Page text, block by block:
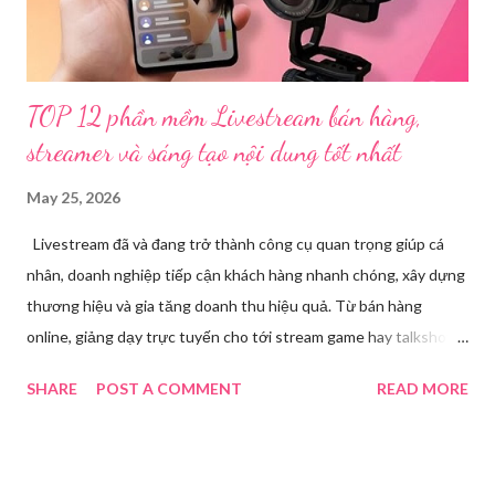
L.V.D (sinh ...
TOP 12 phần mềm Livestream bán hàng,
streamer và sáng tạo nội dung tốt nhất
May 25, 2026
Livestream đã và đang trở thành công cụ quan trọng giúp cá
nhân, doanh nghiệp tiếp cận khách hàng nhanh chóng, xây dựng
thương hiệu và gia tăng doanh thu hiệu quả. Từ bán hàng
online, giảng dạy trực tuyến cho tới stream game hay talkshow,
Trong bài viết dưới đây, chúng tôi sẽ giới thiệu chi tiết 12 công
SHARE POST A COMMENT READ MORE